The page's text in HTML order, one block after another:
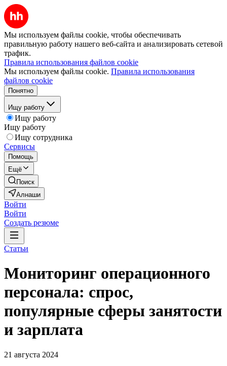
Мы используем файлы cookie, чтобы обеспечивать
правильную работу нашего веб-сайта и анализировать сетевой
трафик.
Правила использования файлов cookie
Мы используем файлы cookie. Правила использования
файлов cookie
Понятно
Ищу работу
Ищу работу
Ищу работу
Ищу сотрудника
Сервисы
Помощь
Ещё
Поиск
Алнаши
Войти
Войти
Создать резюме
Статьи
Мониторинг операционного
персонала: спрос,
популярные сферы занятости
и зарплата
21 августа 2024